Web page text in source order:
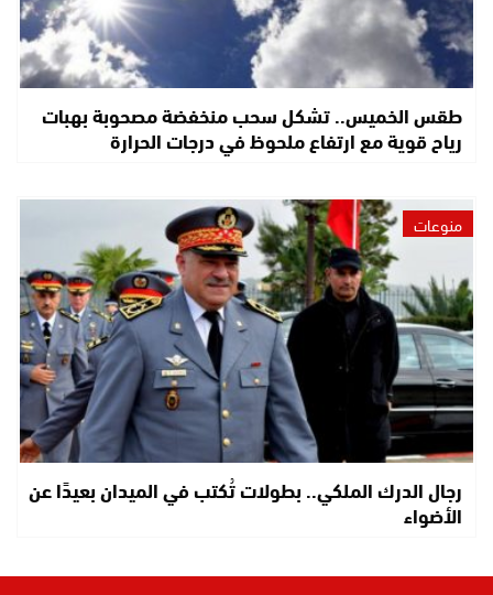
طقس الخميس.. تشكل سحب منخفضة مصحوبة بهبات
رياح قوية مع ارتفاع ملحوظ في درجات الحرارة
منوعات
رجال الدرك الملكي.. بطولات تُكتب في الميدان بعيدًا عن
الأضواء